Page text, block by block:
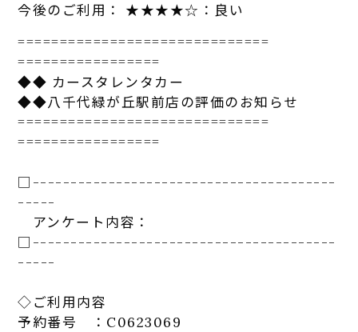
今後のご利用： ★★★★☆：良い
==============================
=================
◆◆ カー スタ レンタカ ー
◆◆八千代緑が丘駅前店の評価のお知らせ
==============================
=================
□----------------------------------------
-----
アンケート 内容：
□----------------------------------------
-----
◇ご利用内容
予約番号 ：C0623069